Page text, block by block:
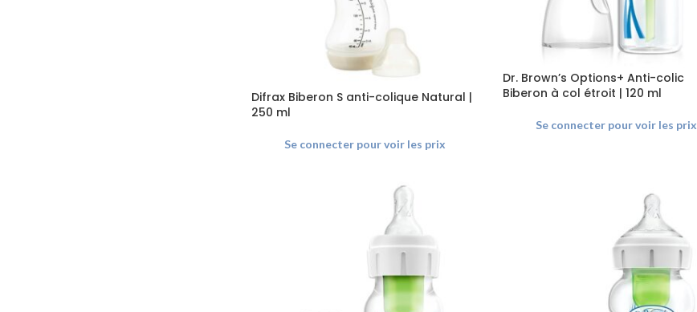
Difrax Biberon S anti-colique Natural |
250 ml
Se connecter pour voir les prix
Dr. Brown’s Options+ Anti-colic
Biberon à col étroit | 120 ml
Se connecter pour voir les prix